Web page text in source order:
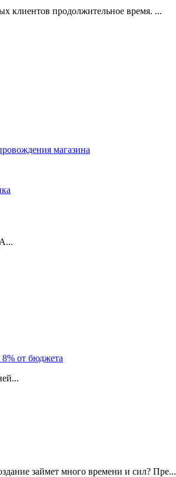
клиентов продолжительное время. ...
магазина
8% от бюджета
займет много времени и сил? Пре...